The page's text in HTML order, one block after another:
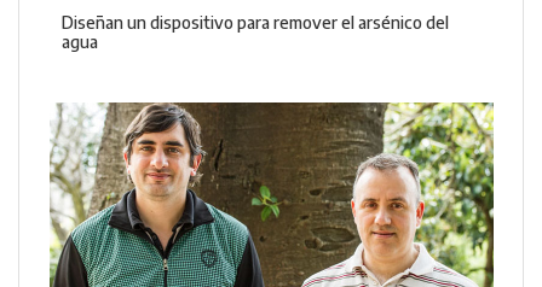
Diseñan un dispositivo para remover el arsénico del
agua